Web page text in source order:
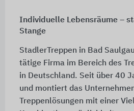
Individuelle Lebensräume –
Stange
StadlerTreppen in Bad
tätige Firma im Bereich des
in Deutschland. Seit über 40
und montiert das
Treppenlösungen mit einer